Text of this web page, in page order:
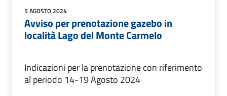
5 AGOSTO 2024
Avviso per prenotazione gazebo in
località Lago del Monte Carmelo
Indicazioni per la prenotazione con riferimento
al periodo 14-19 Agosto 2024